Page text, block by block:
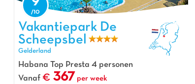
Vakantiepark De Scheepsbel, Vakantiepark Gelderland
Vakantiepark De
Scheepsbel
Gelderland
Habana Top Presta 4 personen
Vanaf
367 per week